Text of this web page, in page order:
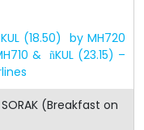
(18.50) by MH720
&
ñKUL (23.15) –
SORAK (Breakfast on